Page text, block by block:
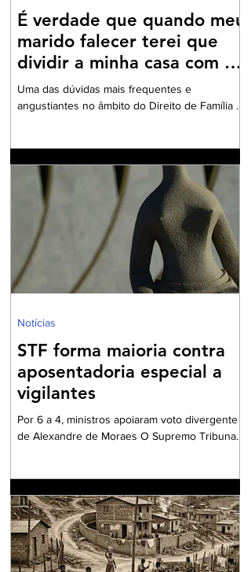
É verdade que quando meu
marido falecer terei que
dividir a minha casa com as
filhas do seu primeiro
casamento?
Uma das dúvidas mais frequentes e
angustiantes no âmbito do Direito de Família e
filhos exclusivos do falecido oriundos de
relacionamentos anteriores —, o medo da
perda do teto costuma ser uma preocupação
recorrente. A indagação central que norteia
este artigo pode ser resumida em uma dúvida
comum e frequente: "É verdade que quando
meu marido falecer
STF forma maioria contra
aposentadoria especial a
vigilantes
Por 6 a 4, ministros apoiaram voto divergente
de Alexandre de Moraes O Supremo Tribunal
vigilância. Por seis votos a quatro, os ministros
votaram a favor do voto divergente,
apresentado pelo ministro Alexandre de
Moraes. O relator da matéria – e voto vencido
– foi o ministro Kássio Nunes, cujo
Notícias